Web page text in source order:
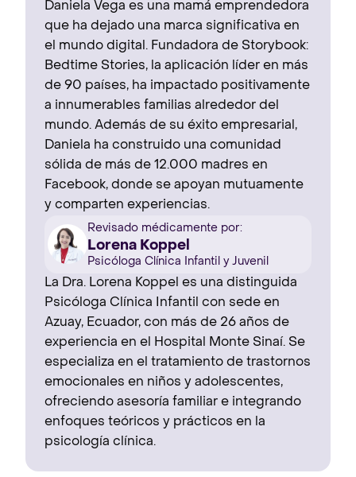
Daniela Vega es una mamá emprendedora
que ha dejado una marca significativa en
el mundo digital. Fundadora de Storybook:
Bedtime Stories, la aplicación líder en más
de 90 países, ha impactado positivamente
a innumerables familias alrededor del
mundo. Además de su éxito empresarial,
Daniela ha construido una comunidad
sólida de más de 12.000 madres en
Facebook, donde se apoyan mutuamente
y comparten experiencias.
Revisado médicamente por:
Lorena Koppel
Psicóloga Clínica Infantil y Juvenil
La Dra. Lorena Koppel es una distinguida
Psicóloga Clínica Infantil con sede en
Azuay, Ecuador, con más de 26 años de
experiencia en el Hospital Monte Sinaí. Se
especializa en el tratamiento de trastornos
emocionales en niños y adolescentes,
ofreciendo asesoría familiar e integrando
enfoques teóricos y prácticos en la
psicología clínica.